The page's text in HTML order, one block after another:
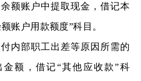
余额账户中提取现金，借记本
账户用款额度”科目。
付内部职工出差等原因所需的
额，借记“其他应收款”科